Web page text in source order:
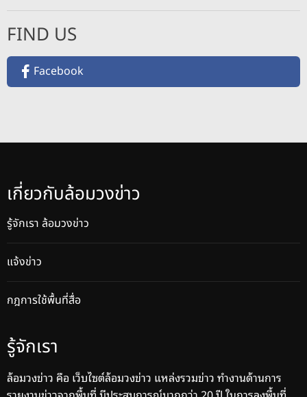
FIND US
Facebook
เกี่ยวกับล้อมวงข่าว
รู้จักเรา ล้อมวงข่าว
แจ้งข่าว
กฎการใช้พื้นที่สื่อ
รู้จักเรา
ล้อมวงข่าว คือ เว็บไซต์ล้อมวงข่าว แหล่งรวมข่าว ทำงานด้านการ